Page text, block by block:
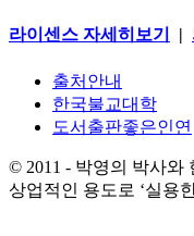
라이센스 자세히보기 |
출처안내
한국불교대학
도서출판좋은인연
© 2011 - 박영의 박사와
상업적인 용도로 ‘실용